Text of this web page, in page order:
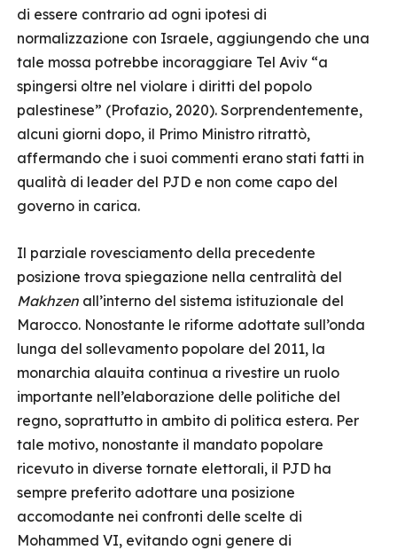
di essere contrario ad ogni ipotesi di
normalizzazione con Israele, aggiungendo che una
tale mossa potrebbe incoraggiare Tel Aviv “a
spingersi oltre nel violare i diritti del popolo
palestinese” (Profazio, 2020). Sorprendentemente,
alcuni giorni dopo, il Primo Ministro ritrattò,
affermando che i suoi commenti erano stati fatti in
qualità di leader del PJD e non come capo del
governo in carica.
Il parziale rovesciamento della precedente
posizione trova spiegazione nella centralità del
Makhzen all’interno del sistema istituzionale del
Marocco. Nonostante le riforme adottate sull’onda
lunga del sollevamento popolare del 2011, la
monarchia alauita continua a rivestire un ruolo
importante nell’elaborazione delle politiche del
regno, soprattutto in ambito di politica estera. Per
tale motivo, nonostante il mandato popolare
ricevuto in diverse tornate elettorali, il PJD ha
sempre preferito adottare una posizione
accomodante nei confronti delle scelte di
Mohammed VI, evitando ogni genere di